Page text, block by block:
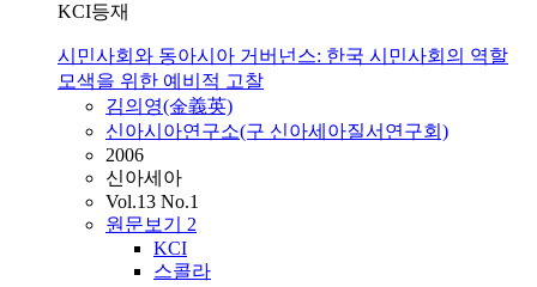
KCI등재
시민사회와 동아시아 거버넌스: 한국 시민사회의 역할
모색을 위한 예비적 고찰
김의영(金義英)
신아시아연구소(구 신아세아질서연구회)
2006
신아세아
Vol.13 No.1
원문보기 2
KCI
스콜라